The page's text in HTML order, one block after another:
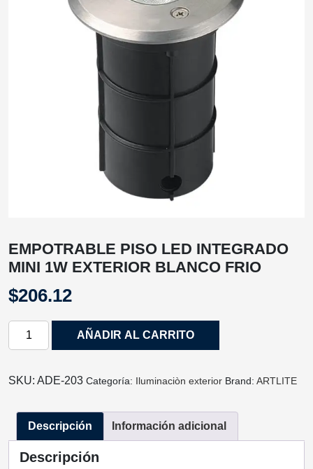
EMPOTRABLE PISO LED INTEGRADO
MINI 1W EXTERIOR BLANCO FRIO
$206.12
EMPOTRABLE
INTEGRADO
1W
EXTERIOR
BLANCO
FRIO
AÑADIR AL CARRITO
SKU: ADE-203 Categoría: Iluminaciòn exterior Brand: ARTLITE
Descripción Información adicional
Descripción